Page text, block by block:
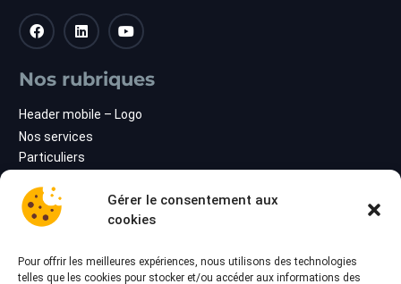
Gérer le consentement aux
cookies
Pour offrir les meilleures expériences, nous utilisons des technologies
telles que les cookies pour stocker et/ou accéder aux informations des
Nos rubriques
Header mobile – Logo
Nos services
Particuliers
À propos
Blog
Nos dernières actus